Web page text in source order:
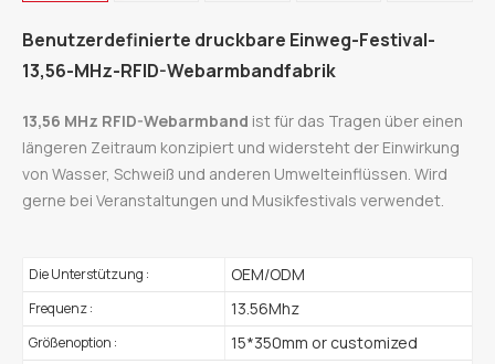
Benutzerdefinierte druckbare Einweg-Festival-
13,56-MHz-RFID-Webarmbandfabrik
13,56 MHz RFID-Webarmband ist für das Tragen über einen
längeren Zeitraum konzipiert und widersteht der Einwirkung
von Wasser, Schweiß und anderen Umwelteinflüssen. Wird
gerne bei Veranstaltungen und Musikfestivals verwendet.
Die Unterstützung : OEM/ODM
Frequenz : 13.56Mhz
Größenoption : 15*350mm or customized